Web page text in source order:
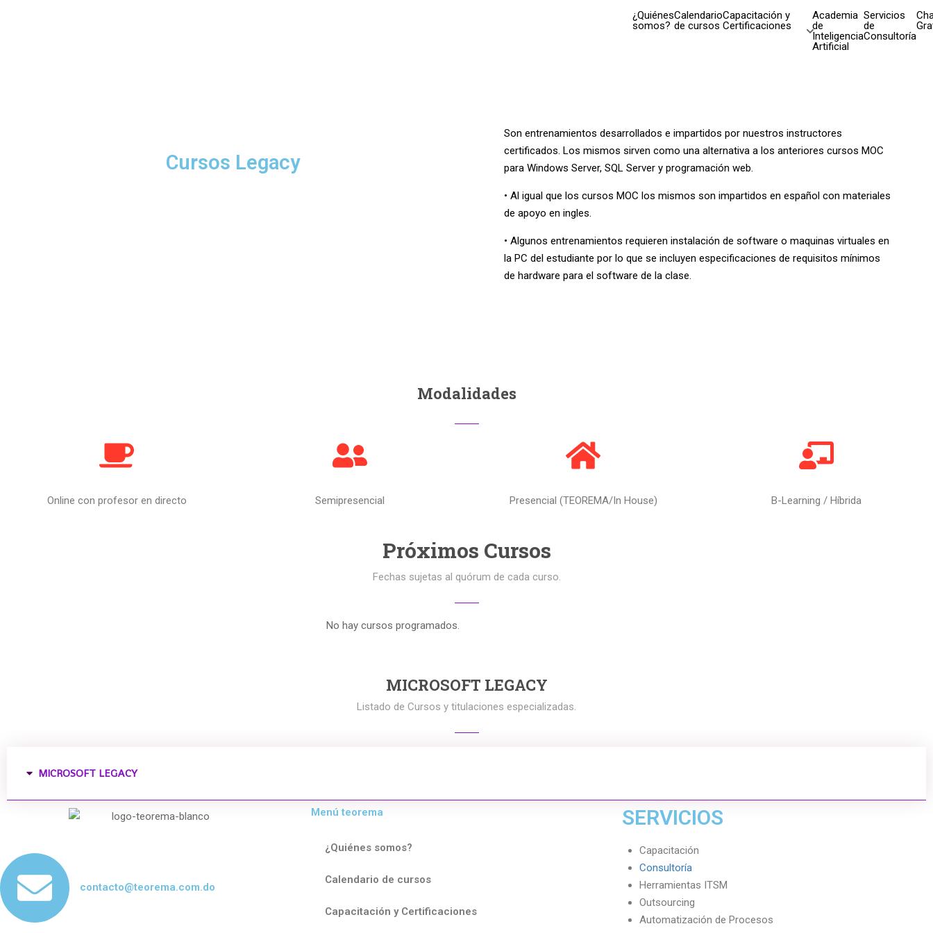
¿Quiénes
somos?
Calendario
de cursos
Capacitación y
Certificaciones
Academia
de
Inteligencia
Artificial
Servicios
de
Consultoría
Microsoft Legacy
Cursos Legacy
Son entrenamientos desarrollados e impartidos por nuestros instructores
certificados. Los mismos sirven como una alternativa a los anteriores cursos MOC
para Windows Server, SQL Server y programación web.
• Al igual que los cursos MOC los mismos son impartidos en español con materiales
de apoyo en ingles.
• Algunos entrenamientos requieren instalación de software o maquinas virtuales en
la PC del estudiante por lo que se incluyen especificaciones de requisitos mínimos
de hardware para el software de la clase.
Modalidades
Online con profesor en directo Semipresencial Presencial (TEOREMA/In House) B-Learning / Híbrida
Próximos Cursos
Fechas sujetas al quórum de cada curso.
No hay cursos programados.
MICROSOFT LEGACY
Listado de Cursos y titulaciones especializadas.
MICROSOFT LEGACY
contacto@teorema.com.do
Menú teorema
¿Quiénes somos?
Calendario de cursos
Capacitación y Certificaciones
SERVICIOS
Capacitación
Consultoría
Herramientas ITSM
Outsourcing
Automatización de Procesos